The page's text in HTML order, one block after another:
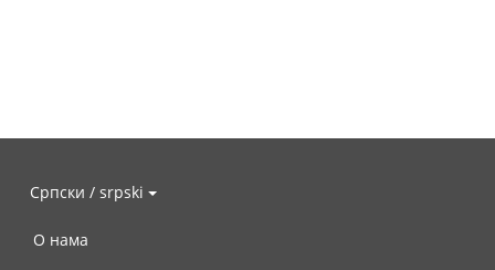
Српски / srpski
О нама